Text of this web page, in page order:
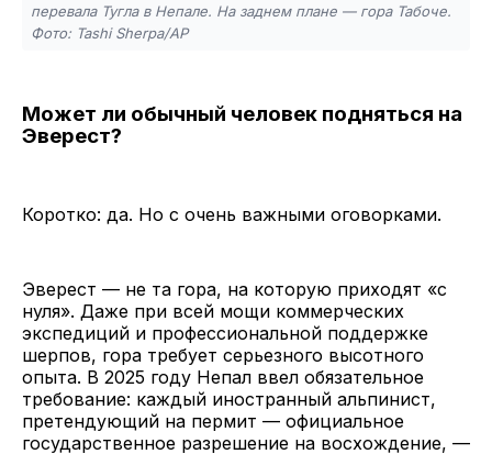
перевала Тугла в Непале. На заднем плане — гора Табоче.
Фото: Tashi Sherpa/AP
Может ли обычный человек подняться на
Эверест?
Коротко: да. Но с очень важными оговорками.
Эверест — не та гора, на которую приходят «с
нуля». Даже при всей мощи коммерческих
экспедиций и профессиональной поддержке
шерпов, гора требует серьезного высотного
опыта. В 2025 году Непал ввел обязательное
требование: каждый иностранный альпинист,
претендующий на пермит — официальное
государственное разрешение на восхождение, —